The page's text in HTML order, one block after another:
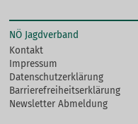
NÖ Jagdverband
Kontakt
Impressum
Datenschutzerklärung
Barrierefreiheitserklärung
Newsletter Abmeldung